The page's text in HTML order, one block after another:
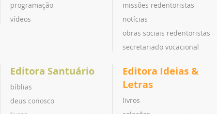
programação
vídeos
missões redentoristas
notícias
obras sociais redentoristas
secretariado vocacional
Editora Santuário
bíblias
deus conosco
Editora Ideias &
Letras
livros